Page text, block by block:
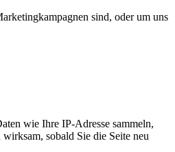
sind, oder um uns
wie Ihre IP-Adresse sammeln,
sobald Sie die Seite neu